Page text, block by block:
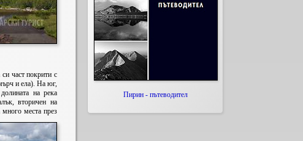
част покрити с
и ела). На юг,
на река
вторичен на
места през
Пирин - пътеводител